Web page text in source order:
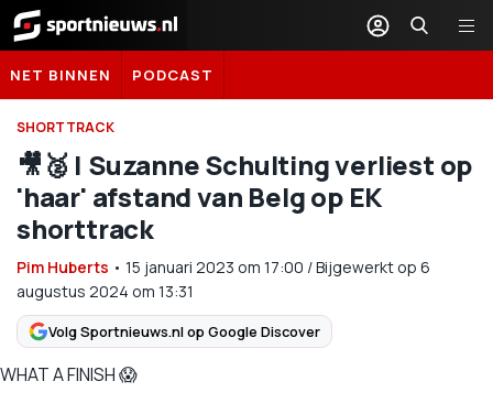
Sportnieuws.nl
NET BINNEN PODCAST
SHORTTRACK
🎥🥈 | Suzanne Schulting verliest op
'haar' afstand van Belg op EK
shorttrack
Pim Huberts • 15 januari 2023 om 17:00 /Bijgewerkt op 6
augustus 2024 om 13:31
Volg Sportnieuws.nl op Google Discover
WHAT A FINISH 😱